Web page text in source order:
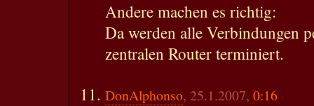
Andere machen es richtig:
Da werden alle Verbindungen
zentralen Router terminiert.
DonAlphonso, 25.1.2007, 0:16